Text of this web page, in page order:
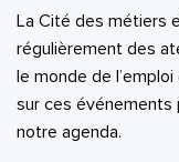
La Cité des métiers
régulièrement des
le monde de
sur ces événements
notre agenda.